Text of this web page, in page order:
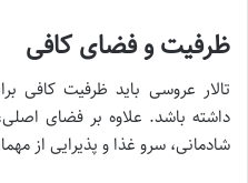
ظرفیت و فضای کافی
تالار عروسی باید ظرفیت کافی
داشته باشد. علاوه بر فضای
شادمانی، سرو غذا و پذیرایی از